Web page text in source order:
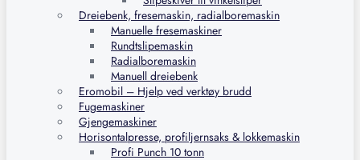
Dreiebenk, fresemaskin, radialboremaskin
Manuelle fresemaskiner
Rundtslipemaskin
Radialboremaskin
Manuell dreiebenk
Eromobil – Hjelp ved verktøy brudd
Fugemaskiner
Gjengemaskiner
Horisontalpresse, profiljernsaks & lokkemaskin
Profi Punch 10 tonn